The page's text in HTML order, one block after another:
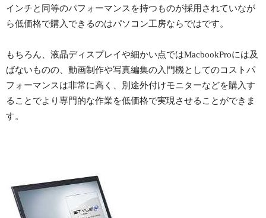
インチと同等のパフォーマンスを持つものが採用されていなが
ら低価格で購入できるのはパソコン工房ならではです。
もちろん、液晶ディスプレイや細かい点ではMacbookProには及
ばないものの、動画制作や写真編集の入門機としてのコストパ
フォーマンスは非常に高く、別途外付けモニターなどを購入す
ることでより専門的な作業を低価格で実現させることができま
す。